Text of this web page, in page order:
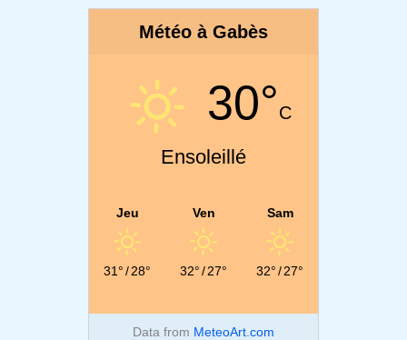
Météo à Gabès
30°C
Ensoleillé
Jeu
31°/28°
Ven
32°/27°
Sam
32°/27°
Data from MeteoArt.com